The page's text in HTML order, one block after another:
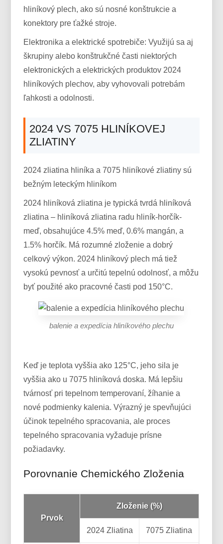
hliníkový plech, ako sú nosné konštrukcie a
konektory pre ťažké stroje.
Elektronika a elektrické spotrebiče: Využijú sa aj
škrupiny alebo konštrukčné časti niektorých
elektronických a elektrických produktov 2024
hliníkových plechov, aby vyhovovali potrebám
ľahkosti a odolnosti.
2024 VS 7075 HLINÍKOVEJ
ZLIATINY
2024 zliatina hliníka a 7075 hliníkové zliatiny sú
bežným leteckým hliníkom
2024 hliníková zliatina je typická tvrdá hliníková
zliatina – hliníková zliatina radu hliník-horčík-
meď, obsahujúce 4.5% meď, 0.6% mangán, a
1.5% horčík. Má rozumné zloženie a dobrý
celkový výkon. 2024 hliníkový plech má tiež
vysokú pevnosť a určitú tepelnú odolnosť, a môžu
byť použité ako pracovné časti pod 150°C.
balenie a expedícia hliníkového plechu
Keď je teplota vyššia ako 125°C, jeho sila je
vyššia ako u 7075 hliníková doska. Má lepšiu
tvárnosť pri tepelnom temperovaní, žíhanie a
nové podmienky kalenia. Výrazný je spevňujúci
účinok tepelného spracovania, ale proces
tepelného spracovania vyžaduje prísne
požiadavky.
Porovnanie Chemického Zloženia
Prvok
Zloženie (%)
2024 Zliatina 7075 Zliatina